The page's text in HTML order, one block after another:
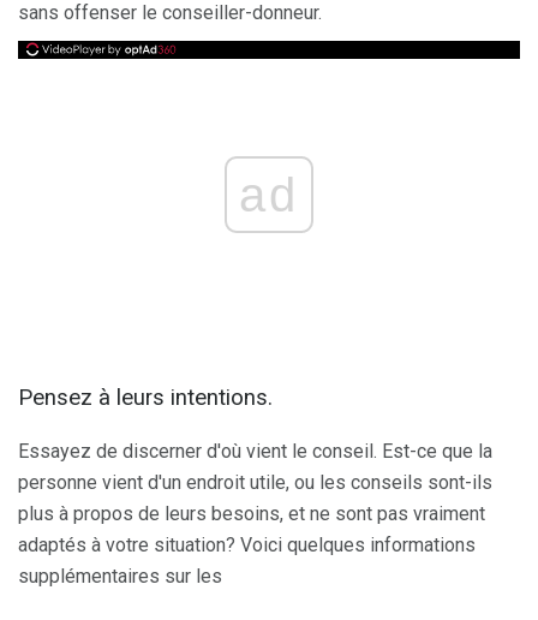
sans offenser le conseiller-donneur.
ad
Pensez à leurs intentions.
Essayez de discerner d'où vient le conseil. Est-ce que la
personne vient d'un endroit utile, ou les conseils sont-ils
plus à propos de leurs besoins, et ne sont pas vraiment
adaptés à votre situation? Voici quelques informations
supplémentaires sur les